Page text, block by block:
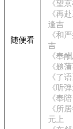
随便看
《望
《再
逢吉
《和
吉
《奉
《题
《了
《听
《奉
《所
元上